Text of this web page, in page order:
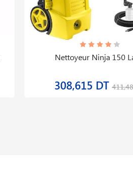
Nettoyeur Ninja 150
308,615 DT